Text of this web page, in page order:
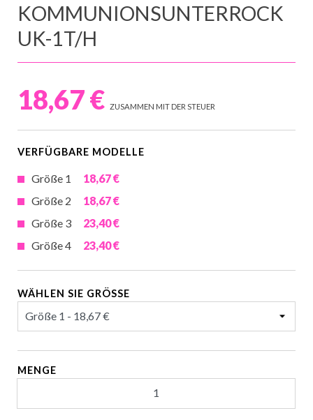
KOMMUNIONSUNTERROCK
UK-1T/H
18,67 € ZUSAMMEN MIT DER STEUER
VERFÜGBARE MODELLE
Größe 1
18,67 €
Größe 2
18,67 €
Größe 3
23,40 €
Größe 4
23,40 €
WÄHLEN SIE GRÖSSE
MENGE